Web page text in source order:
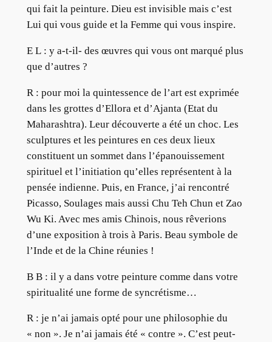
qui fait la peinture. Dieu est invisible mais c’est
Lui qui vous guide et la Femme qui vous inspire.
E L : y a-t-il- des œuvres qui vous ont marqué plus
que d’autres ?
R : pour moi la quintessence de l’art est exprimée
dans les grottes d’Ellora et d’Ajanta (Etat du
Maharashtra). Leur découverte a été un choc. Les
sculptures et les peintures en ces deux lieux
constituent un sommet dans l’épanouissement
spirituel et l’initiation qu’elles représentent à la
pensée indienne. Puis, en France, j’ai rencontré
Picasso, Soulages mais aussi Chu Teh Chun et Zao
Wu Ki. Avec mes amis Chinois, nous rêverions
d’une exposition à trois à Paris. Beau symbole de
l’Inde et de la Chine réunies !
B B : il y a dans votre peinture comme dans votre
spiritualité une forme de syncrétisme…
R : je n’ai jamais opté pour une philosophie du
« non ». Je n’ai jamais été « contre ». C’est peut-